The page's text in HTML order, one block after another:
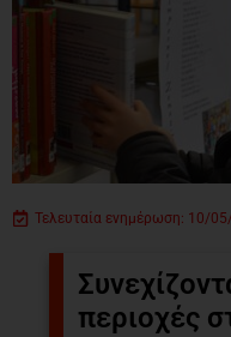
Τελευταία ενημέρωση: 10/
περιοχές